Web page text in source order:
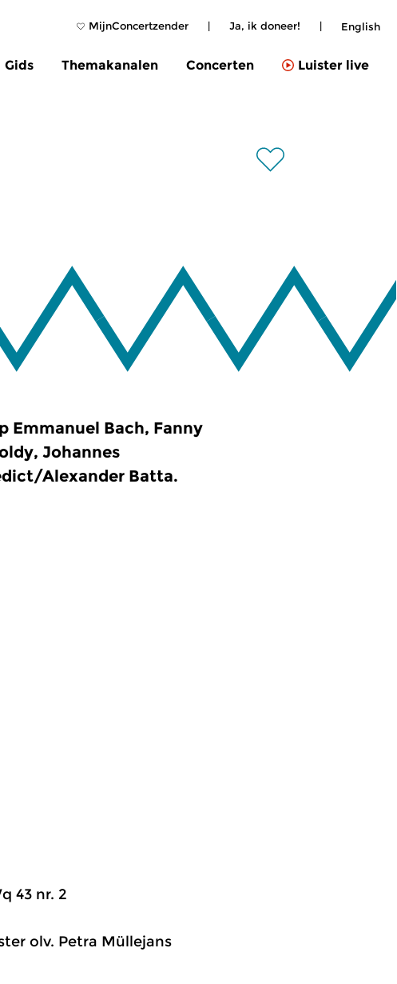
MijnConcertzender | Ja, ik doneer! | English
Gids Themakanalen Concerten Luister live
Emmanuel Bach, Fanny
Johannes
Alexander Batta.
43 nr. 2
olv. Petra Müllejans